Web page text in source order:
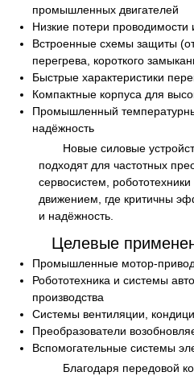
промышленных двигателей
Низкие потери проводимости
Встроенные схемы защиты (от
перегрева, короткого
Быстрые характеристики
Компактные корпуса для
Промышленный
надёжность
Новые силовые
подходят для частотных
сервосистем,
движением, где критичны
и надёжность.
Целевые
Промышленные мотор-
Робототехника и системы
производства
Системы вентиляции,
Преобразователи
Вспомогательные системы
Благодаря передовой